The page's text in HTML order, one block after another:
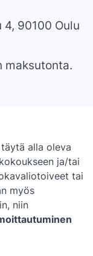
90100 Oulu
maksutonta.
alla oleva
ja/tai
tai
myös
niin